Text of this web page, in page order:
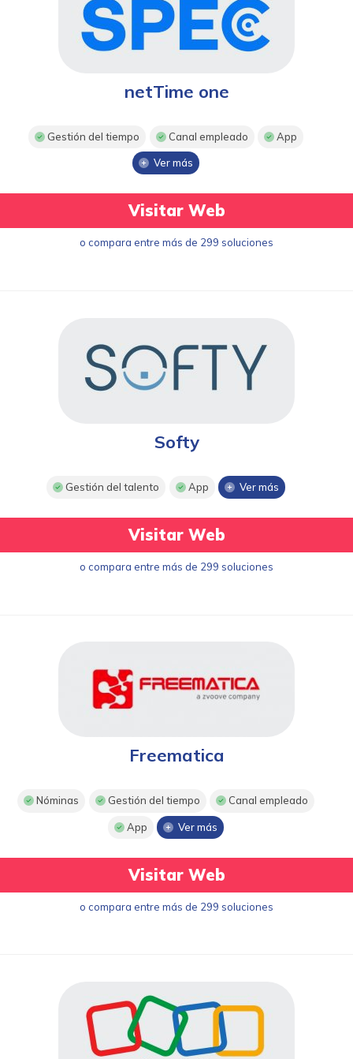
netTime one
Gestión del tiempo Canal empleado App
Ver más
Visitar Web
o compara entre más de 299 soluciones
Softy
Gestión del talento App Ver más
Visitar Web
o compara entre más de 299 soluciones
Freematica
Nóminas Gestión del tiempo Canal empleado
App Ver más
Visitar Web
o compara entre más de 299 soluciones